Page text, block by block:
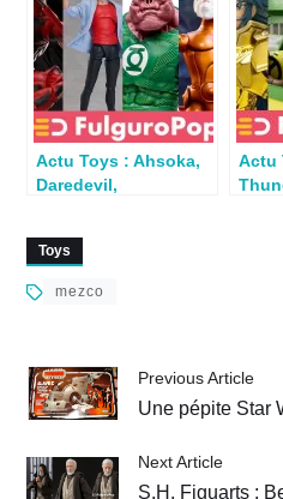
Actu Toys : Ahsoka,
Daredevil,
Lantern, Scream…
Actu
Toys
mezco
Previous Article
Une pépite Star
Next Article
S.H. Figuarts :